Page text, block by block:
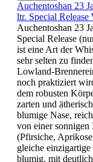
Auchentoshan 23
ltr. Special
Auchentoshan 23
Special Release
ist eine Art der
sehr selten zu
Lowland-
noch praktiziert
dem robusten
zarten und
blumige Nase,
von einer
(Pfirsiche,
gleiche
blumig, mit